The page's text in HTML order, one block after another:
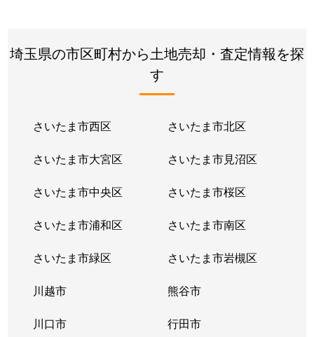
曲本
15,000万円 武蔵浦和
徒歩14
350万円
松本
6,500万円 西浦和
松本
700万円 西浦和
松本
1,800万円 西浦和
松本
700万円 西浦和
松本
4,100万円 西浦和
南浦和
5,500万円 南浦和
南浦和
16,000万円 南浦和
埼玉県の市区町村から土地売却・査定情報を探
す
さいたま市西区 さいたま市北区
さいたま市大宮区 さいたま市見沼区
さいたま市中央区 さいたま市桜区
さいたま市浦和区 さいたま市南区
さいたま市緑区 さいたま市岩槻区
川越市 熊谷市
川口市 行田市